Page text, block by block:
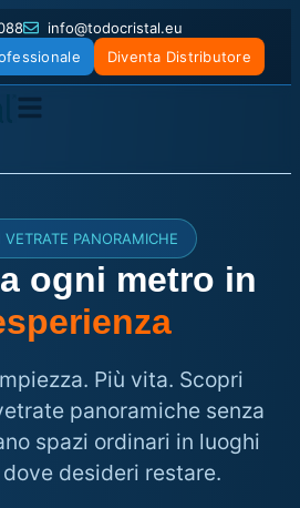
info@todocristal.eu
Diventa Distributore
VETRATE PANORAMICHE
ogni metro in
Più vita. Scopri
panoramiche senza
spazi ordinari in luoghi
desideri restare.